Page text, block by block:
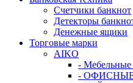
Счетчики банкнот
Детекторы
Денежные ящики
Торговые марки
AIKO
-
- ОФИСНЫЕ